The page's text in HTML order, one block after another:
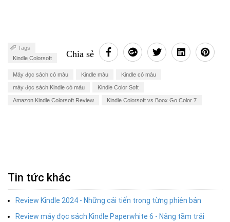
Chia sẻ
Tags
Kindle Colorsoft
Máy đọc sách có màu Kindle màu Kindle có màu
máy đọc sách Kindle có màu Kindle Color Soft
Amazon Kindle Colorsoft Review Kindle Colorsoft vs Boox Go Color 7
Tin tức khác
Review Kindle 2024 - Những cải tiến trong từng phiên bản
Review máy đọc sách Kindle Paperwhite 6 - Nâng tầm trải